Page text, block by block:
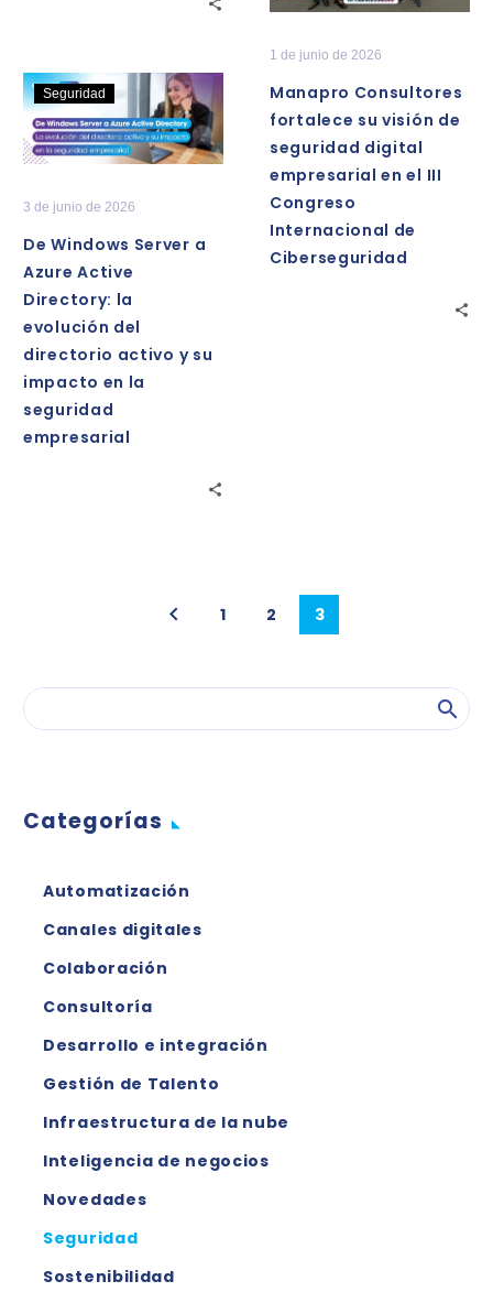
múltiples
endpoints
y
en
su
seguridad
digital
empresarial
en
III
Congreso
1 de junio de 2026
Manapro Consultores
fortalece su visión de
seguridad digital
empresarial en el III
Congreso
Internacional de
Ciberseguridad
Windows
Server
a
Directory:
la
evolución
del
directorio
activo
su
Seguridad
3 de junio de 2026
De Windows Server a
Azure Active
Directory: la
evolución del
directorio activo y su
impacto en la
seguridad
empresarial
1 2 3
Categorías
Automatización
Canales digitales
Colaboración
Consultoría
Desarrollo e integración
Gestión de Talento
Infraestructura de la nube
Inteligencia de negocios
Novedades
Seguridad
Sostenibilidad